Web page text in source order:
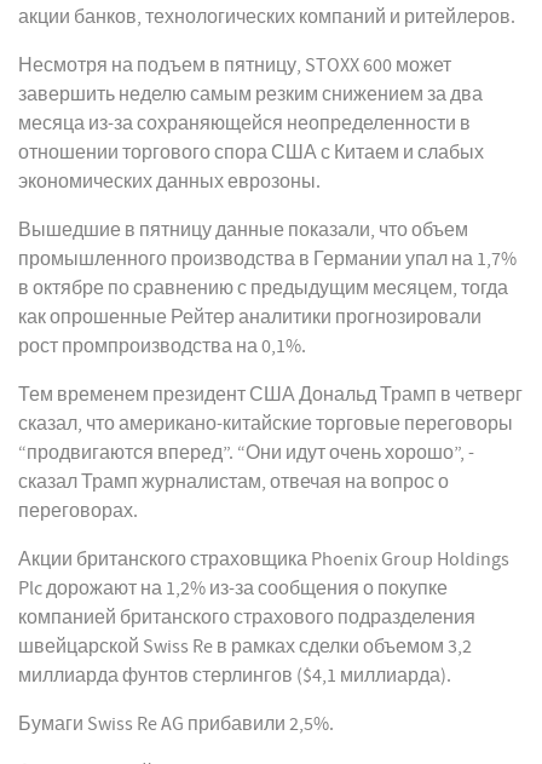
акции банков, технологических компаний и ритейлеров.
Несмотря на подъем в пятницу, STOXX 600 может
завершить неделю самым резким снижением за два
месяца из-за сохраняющейся неопределенности в
отношении торгового спора США с Китаем и слабых
экономических данных еврозоны.
Вышедшие в пятницу данные показали, что объем
промышленного производства в Германии упал на 1,7%
в октябре по сравнению с предыдущим месяцем, тогда
как опрошенные Рейтер аналитики прогнозировали
рост промпроизводства на 0,1%.
Тем временем президент США Дональд Трамп в четверг
сказал, что американо-китайские торговые переговоры
“продвигаются вперед”. “Они идут очень хорошо”, -
сказал Трамп журналистам, отвечая на вопрос о
переговорах.
Акции британского страховщика Phoenix Group Holdings
Plc дорожают на 1,2% из-за сообщения о покупке
компанией британского страхового подразделения
швейцарской Swiss Re в рамках сделки объемом 3,2
миллиарда фунтов стерлингов ($4,1 миллиарда).
Бумаги Swiss Re AG прибавили 2,5%.